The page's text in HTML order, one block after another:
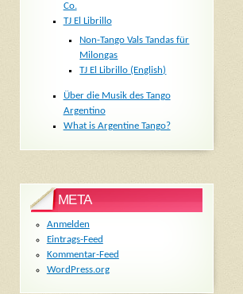
Co.
TJ El Librillo
Non-Tango Vals Tandas für
Milongas
TJ El Librillo (English)
Über die Musik des Tango
Argentino
What is Argentine Tango?
META
Anmelden
Eintrags-Feed
Kommentar-Feed
WordPress.org